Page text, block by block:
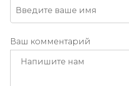
Ваш комментарий